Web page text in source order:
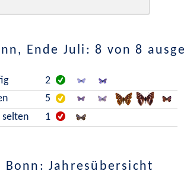
Ende Juli: 8 von 8
2
5
selten
1
Bonn: Jahresübersicht